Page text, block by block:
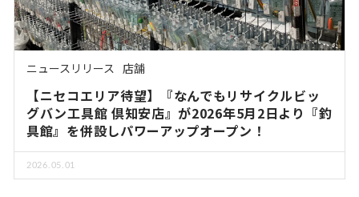
ニュースリリース 店舗
【ニセコエリア待望】『なんでもリサイクルビッ
グバン工具館 倶知安店』が2026年5月2日より『釣
具館』を併設しパワーアップオープン！
2026.05.01